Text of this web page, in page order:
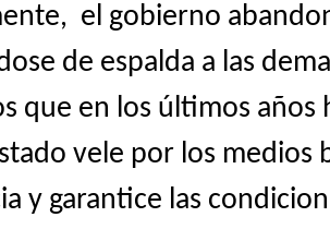
el gobierno
de espalda a las
que en los últimos años
vele por los
y garantice las